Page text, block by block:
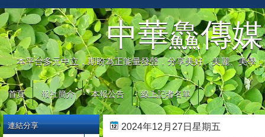
中華鱻傳媒
本平台多元中立，期盼為正能量發聲，分享美好、美麗、美學
首頁 報社簡介 本報公告 線上記者名單
2024年12月27日星期五
連結分享